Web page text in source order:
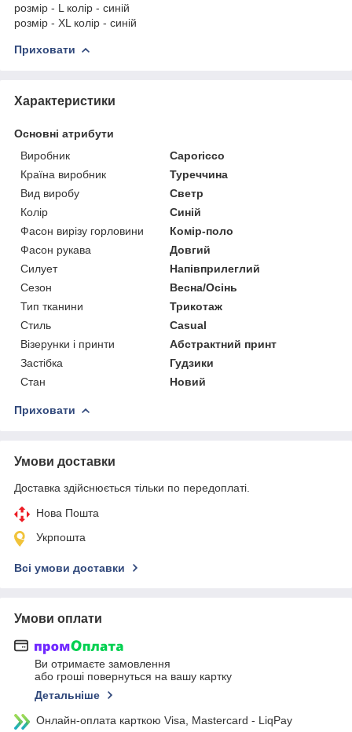
розмір - L колір - синій
розмір - XL колір - синій
Приховати
Характеристики
Основні атрибути
Виробник
Caporicco
Країна виробник
Туреччина
Вид виробу
Светр
Колір
Синій
Фасон вирізу горловини
Комір-поло
Фасон рукава
Довгий
Силует
Напівприлеглий
Сезон
Весна/Осінь
Тип тканини
Трикотаж
Стиль
Casual
Візерунки і принти
Абстрактний принт
Застібка
Гудзики
Стан
Новий
Приховати
Умови доставки
Доставка здійснюється тільки по передоплаті.
Нова Пошта
Укрпошта
Всі умови доставки
Умови оплати
Ви отримаєте замовлення
або гроші повернуться на вашу картку
Детальніше
Онлайн-оплата карткою Visa, Mastercard - LiqPay